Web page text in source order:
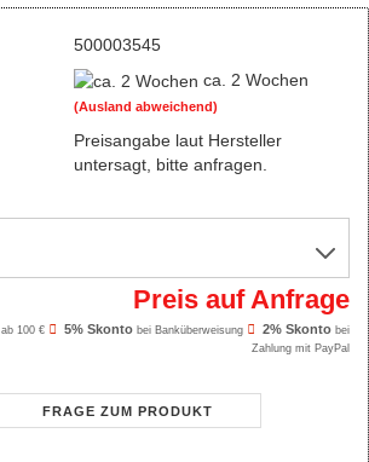
500003545
ca. 2 Wochen
(Ausland abweichend)
Preisangabe laut Hersteller
untersagt, bitte anfragen.
Preis auf Anfrage
ab 100 € 5% Skonto bei Banküberweisung 2% Skonto bei
Zahlung mit PayPal
FRAGE ZUM PRODUKT